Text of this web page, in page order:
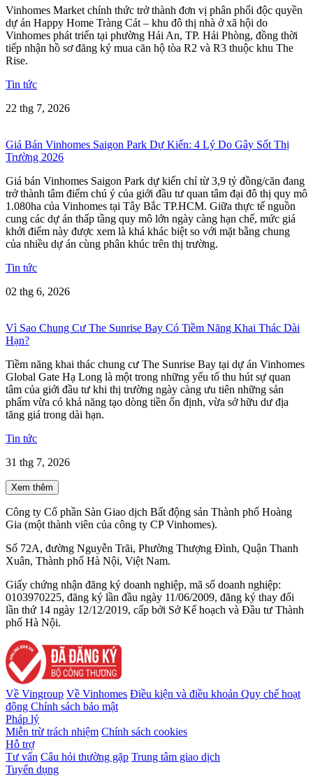
Vinhomes Market chính thức trở thành đơn vị phân phối độc quyền
dự án Happy Home Tràng Cát – khu đô thị nhà ở xã hội do
Vinhomes phát triển tại phường Hải An, TP. Hải Phòng, đồng thời
tiếp nhận hồ sơ đăng ký mua căn hộ tòa R2 và R3 thuộc khu The
Rise.
Tin tức
22 thg 7, 2026
Giá Bán Vinhomes Saigon Park Dự Kiến: 4 Lý Do Gây Sốt Thị
Trường 2026
Giá bán Vinhomes Saigon Park dự kiến chỉ từ 3,9 tỷ đồng/căn đang
trở thành tâm điểm chú ý của giới đầu tư quan tâm đại đô thị quy mô
1.080ha của Vinhomes tại Tây Bắc TP.HCM. Giữa thực tế nguồn
cung các dự án thấp tầng quy mô lớn ngày càng hạn chế, mức giá
khởi điểm này được xem là khá khác biệt so với mặt bằng chung
của nhiều dự án cùng phân khúc trên thị trường.
Tin tức
02 thg 6, 2026
Vì Sao Chung Cư The Sunrise Bay Có Tiềm Năng Khai Thác Dài
Hạn?
Tiềm năng khai thác chung cư The Sunrise Bay tại dự án Vinhomes
Global Gate Hạ Long là một trong những yếu tố thu hút sự quan
tâm của giới đầu tư khi thị trường ngày càng ưu tiên những sản
phẩm vừa có khả năng tạo dòng tiền ổn định, vừa sở hữu dư địa
tăng giá trong dài hạn.
Tin tức
31 thg 7, 2026
Xem thêm
Công ty Cổ phần Sàn Giao dịch Bất động sản Thành phố Hoàng
Gia (một thành viên của công ty CP Vinhomes).
Số 72A, đường Nguyễn Trãi, Phường Thượng Đình, Quận Thanh
Xuân, Thành phố Hà Nội, Việt Nam.
Giấy chứng nhận đăng ký doanh nghiệp, mã số doanh nghiệp:
0103970225, đăng ký lần đầu ngày 11/06/2009, đăng ký thay đổi
lần thứ 14 ngày 12/12/2019, cấp bởi Sở Kế hoạch và Đầu tư Thành
phố Hà Nội.
Về Vingroup Về Vinhomes Điều kiện và điều khoản Quy chế hoạt
động Chính sách bảo mật
Pháp lý
Miễn trừ trách nhiệm Chính sách cookies
Hỗ trợ
Tư vấn Câu hỏi thường gặp Trung tâm giao dịch
Tuyển dụng